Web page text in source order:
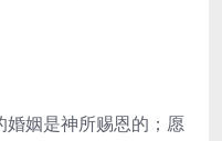
姻是神所赐恩的；愿